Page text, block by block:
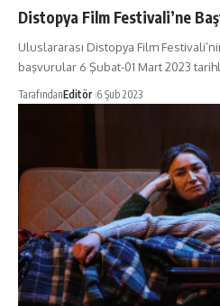
Distopya Film Festivali’ne
Uluslararası Distopya Film
başvurular 6 Şubat-01 Mart 2023
TarafındanEditör 6 Şub 2023